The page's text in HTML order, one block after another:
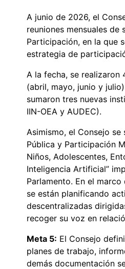
A junio de 2026, el
reuniones mensuales de
Participación, en la que
estrategia de
A la fecha, se realizaron
(abril, mayo, junio y
sumaron tres nuevas
IIN-OEA y AUDEC).
Asimismo, el Consejo se
Pública y Participación
Niños, Adolescentes,
Inteligencia Artificial”
Parlamento. En el
se están planificando
descentralizadas
recoger su voz en
Meta 5: El Consejo
planes de trabajo,
demás documentación